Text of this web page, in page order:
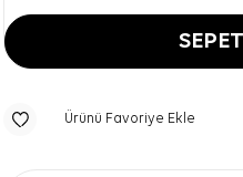
Ürünü Favoriye Ekle